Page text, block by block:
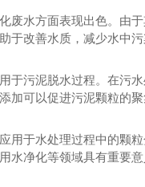
废水方面表现出色。由
于改善水质，减少水中
于污泥脱水过程。在污
加可以促进污泥颗粒的
用于水处理过程中的颗
水净化等领域具有重要